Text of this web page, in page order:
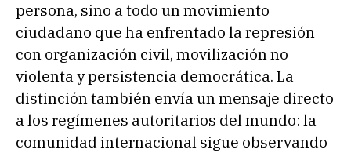
persona, sino a todo un movimiento
ciudadano que ha enfrentado la represión
con organización civil, movilización no
violenta y persistencia democrática. La
distinción también envía un mensaje directo
a los regímenes autoritarios del mundo: la
comunidad internacional sigue observando